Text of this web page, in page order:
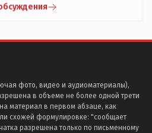
фото, видео и аудиоматериалы),
в объеме не более одной трети
материал в первом абзаце, как
схожей формулировке: "сообщает
разрешена только по письменному